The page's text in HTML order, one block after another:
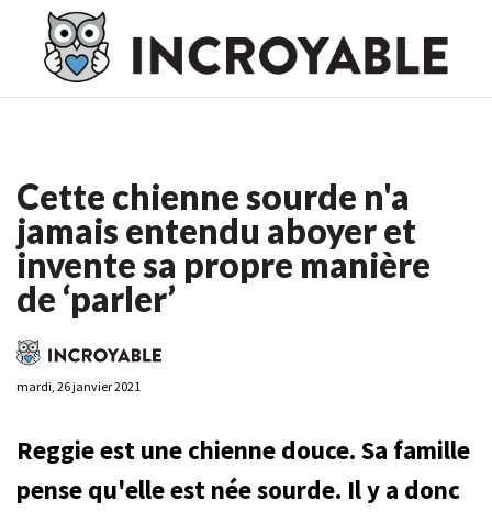
Casino En Ligne France
Casino En Ligne France
Ligne
Cette chienne sourde n'a
jamais entendu aboyer et
invente sa propre manière
de ‘parler’
mardi, 26 janvier 2021
Reggie est une chienne douce. Sa famille
pense qu'elle est née sourde. Il y a donc